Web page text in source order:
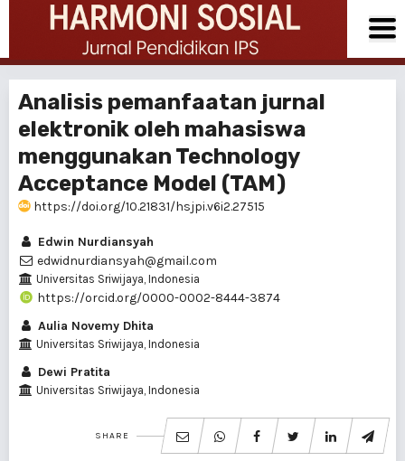
Analisis pemanfaatan jurnal
elektronik oleh mahasiswa
menggunakan Technology
Acceptance Model (TAM)
https://doi.org/10.21831/hsjpi.v6i2.27515
Edwin Nurdiansyah
edwidnurdiansyah@gmail.com
Universitas Sriwijaya, Indonesia
https://orcid.org/0000-0002-8444-3874
Aulia Novemy Dhita
Universitas Sriwijaya, Indonesia
Dewi Pratita
Universitas Sriwijaya, Indonesia
SHARE